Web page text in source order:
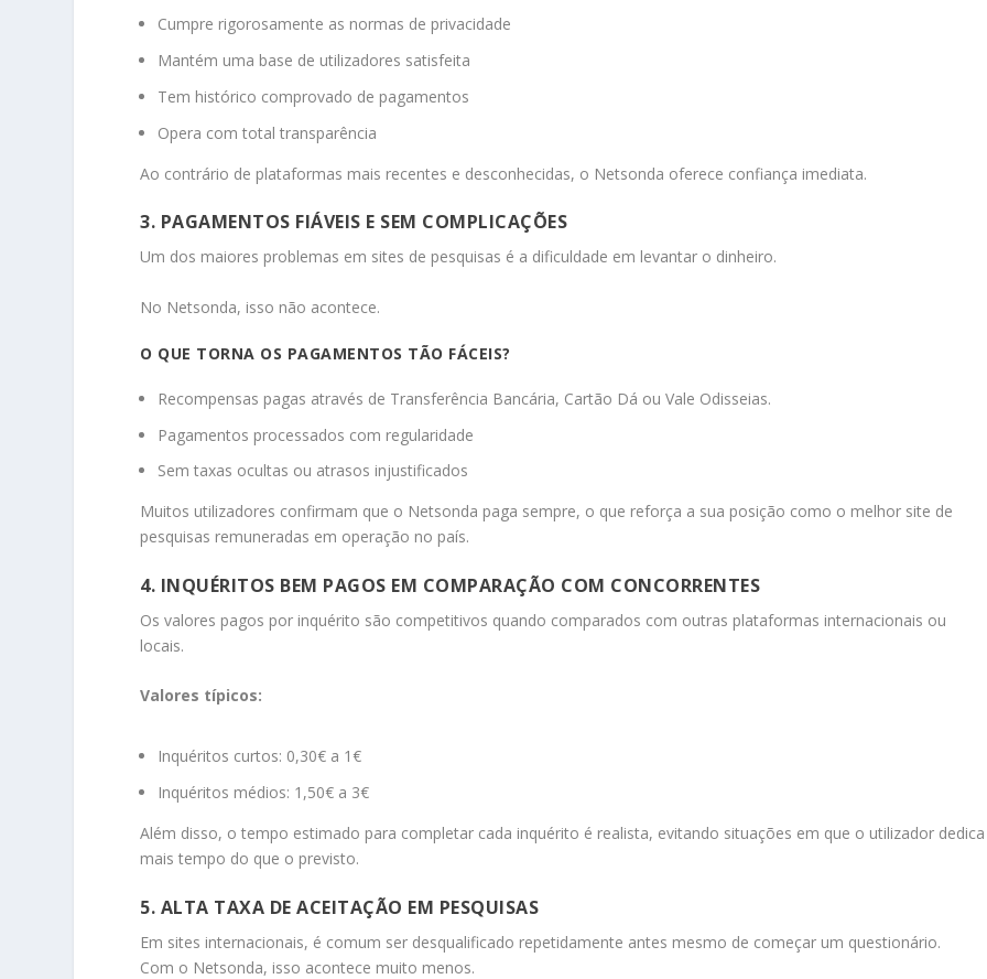
Cumpre rigorosamente as normas de privacidade
Mantém uma base de utilizadores satisfeita
Tem histórico comprovado de pagamentos
Opera com total transparência
Ao contrário de plataformas mais recentes e desconhecidas, o Netsonda oferece confiança imediata.
3. PAGAMENTOS FIÁVEIS E SEM COMPLICAÇÕES
Um dos maiores problemas em sites de pesquisas é a dificuldade em levantar o dinheiro.
No Netsonda, isso não acontece.
O QUE TORNA OS PAGAMENTOS TÃO FÁCEIS?
Recompensas pagas através de Transferência Bancária, Cartão Dá ou Vale Odisseias.
Pagamentos processados com regularidade
Sem taxas ocultas ou atrasos injustificados
Muitos utilizadores confirmam que o Netsonda paga sempre, o que reforça a sua posição como o melhor site de
pesquisas remuneradas em operação no país.
4. INQUÉRITOS BEM PAGOS EM COMPARAÇÃO COM CONCORRENTES
Os valores pagos por inquérito são competitivos quando comparados com outras plataformas internacionais ou
locais.
Valores típicos:
Inquéritos curtos: 0,30€ a 1€
Inquéritos médios: 1,50€ a 3€
Além disso, o tempo estimado para completar cada inquérito é realista, evitando situações em que o utilizador dedica
mais tempo do que o previsto.
5. ALTA TAXA DE ACEITAÇÃO EM PESQUISAS
Em sites internacionais, é comum ser desqualificado repetidamente antes mesmo de começar um questionário.
Com o Netsonda, isso acontece muito menos.